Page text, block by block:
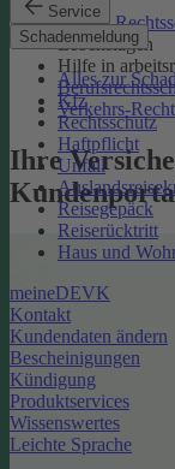
Service
Schadenmeldung
Alles zur
Kfz
Rechtsschutz
Haftpflicht
Unfall
Reisegepäck
Reiserücktritt
Haus und
meineDEVK
Kontakt
Kundendaten ändern
Bescheinigungen
Kündigung
Produktservices
Wissenswertes
Leichte Sprache
Private
Lebenslagen
Hilfe in
Verkehrs-
Ihre